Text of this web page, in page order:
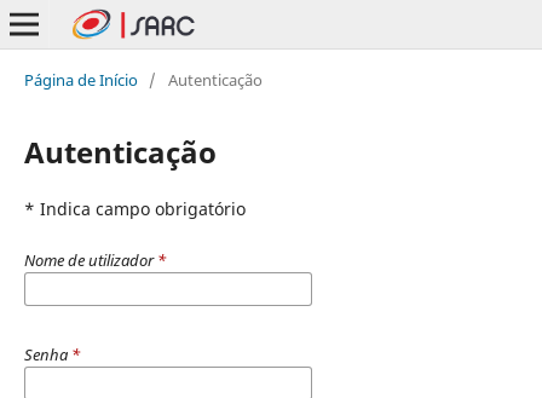
Página de Início / Autenticação
Autenticação
* Indica campo obrigatório
Nome de utilizador*
Senha *